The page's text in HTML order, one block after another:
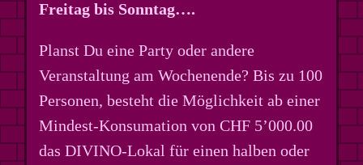
Freitag bis Sonntag….
Planst Du eine Party oder andere
Veranstaltung am Wochenende? Bis zu 100
Personen, besteht die Möglichkeit ab einer
Mindest-Konsumation von CHF 5’000.00
das DIVINO-Lokal für einen halben oder